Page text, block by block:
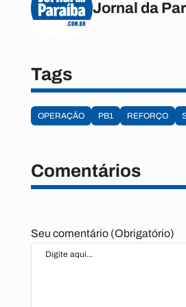
Jornal da
Tags
OPERAÇÃO PB1 REFORÇO
Comentários
Seu comentário (Obrigatório)